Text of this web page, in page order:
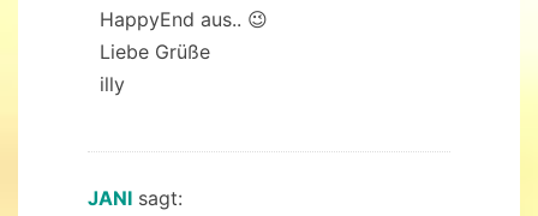
HappyEnd aus.. 😉
Liebe Grüße
illy
JANI sagt: